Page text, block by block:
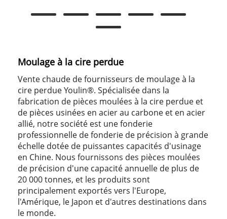
Moulage à la cire perdue
Vente chaude de fournisseurs de moulage à la
cire perdue Youlin®. Spécialisée dans la
fabrication de pièces moulées à la cire perdue et
de pièces usinées en acier au carbone et en acier
allié, notre société est une fonderie
professionnelle de fonderie de précision à grande
échelle dotée de puissantes capacités d'usinage
en Chine. Nous fournissons des pièces moulées
de précision d'une capacité annuelle de plus de
20 000 tonnes, et les produits sont
principalement exportés vers l'Europe,
l'Amérique, le Japon et d'autres destinations dans
le monde.